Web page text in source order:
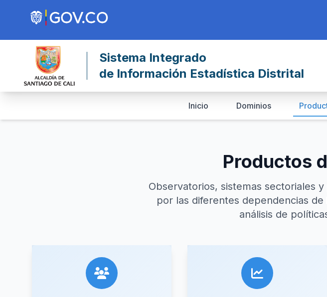
Sistema Integrado
de Información Estadística Distrital
Inicio Dominios
Productos
Observatorios, sistemas sectoriales
por las diferentes dependencias
análisis de